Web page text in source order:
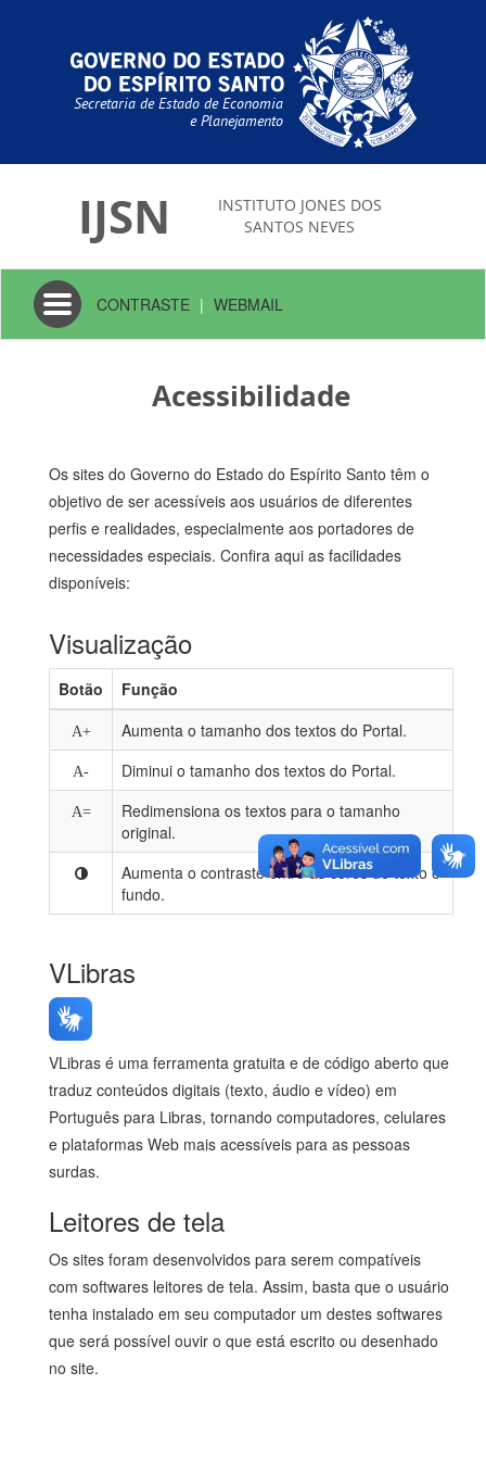
Secretaria de Estado de Economia
e Planejamento
IJSN
INSTITUTO JONES DOS
SANTOS NEVES
Toggle
navigation
CONTRASTE | WEBMAIL
Acessibilidade
Os sites do Governo do Estado do Espírito Santo têm o
objetivo de ser acessíveis aos usuários de diferentes
perfis e realidades, especialmente aos portadores de
necessidades especiais. Confira aqui as facilidades
disponíveis:
Visualização
Botão Função
A+ Aumenta o tamanho dos textos do Portal.
A- Diminui o tamanho dos textos do Portal.
A=
Redimensiona os textos para o tamanho
original.
Aumenta o contraste entre as cores de texto e
fundo.
VLibras
VLibras é uma ferramenta gratuita e de código aberto que
traduz conteúdos digitais (texto, áudio e vídeo) em
Português para Libras, tornando computadores, celulares
e plataformas Web mais acessíveis para as pessoas
surdas.
Leitores de tela
Os sites foram desenvolvidos para serem compatíveis
com softwares leitores de tela. Assim, basta que o usuário
tenha instalado em seu computador um destes softwares
que será possível ouvir o que está escrito ou desenhado
no site.